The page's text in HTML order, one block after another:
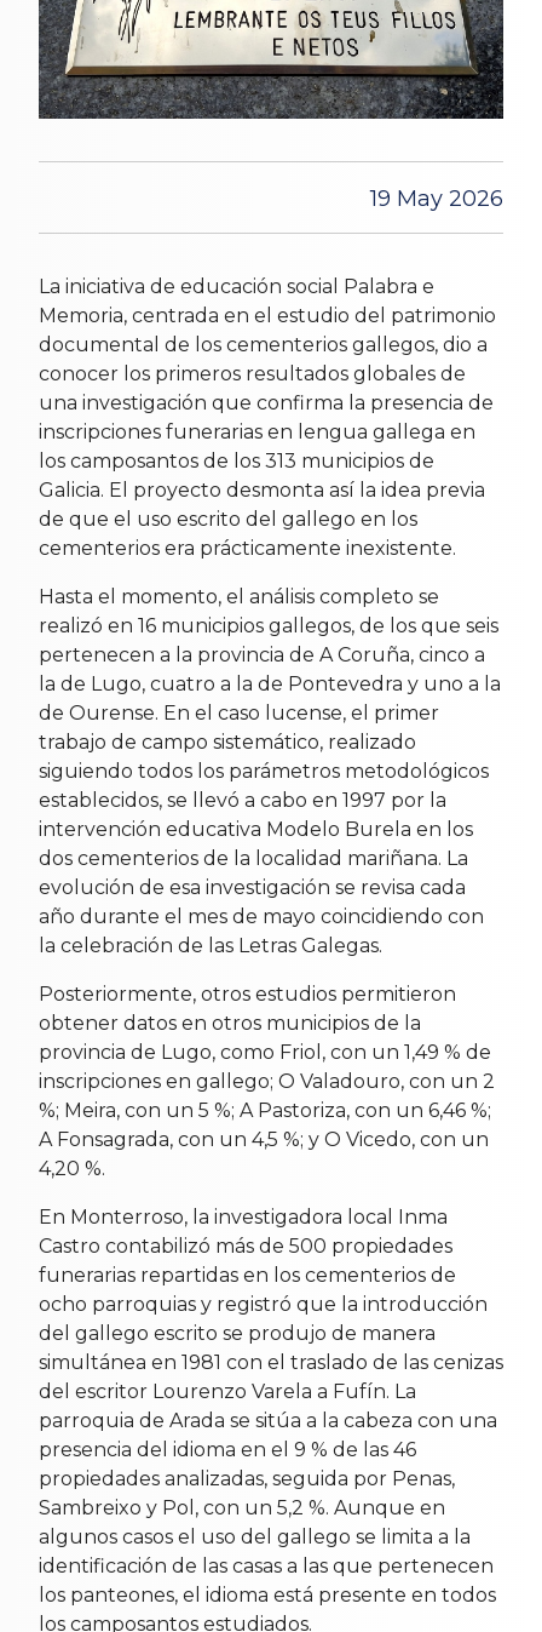
19 May 2026
La iniciativa de educación social Palabra e
Memoria, centrada en el estudio del patrimonio
documental de los cementerios gallegos, dio a
conocer los primeros resultados globales de
una investigación que confirma la presencia de
inscripciones funerarias en lengua gallega en
los camposantos de los 313 municipios de
Galicia. El proyecto desmonta así la idea previa
de que el uso escrito del gallego en los
cementerios era prácticamente inexistente.
Hasta el momento, el análisis completo se
realizó en 16 municipios gallegos, de los que seis
pertenecen a la provincia de A Coruña, cinco a
la de Lugo, cuatro a la de Pontevedra y uno a la
de Ourense. En el caso lucense, el primer
trabajo de campo sistemático, realizado
siguiendo todos los parámetros metodológicos
establecidos, se llevó a cabo en 1997 por la
intervención educativa Modelo Burela en los
dos cementerios de la localidad mariñana. La
evolución de esa investigación se revisa cada
año durante el mes de mayo coincidiendo con
la celebración de las Letras Galegas.
Posteriormente, otros estudios permitieron
obtener datos en otros municipios de la
provincia de Lugo, como Friol, con un 1,49 % de
inscripciones en gallego; O Valadouro, con un 2
%; Meira, con un 5 %; A Pastoriza, con un 6,46 %;
A Fonsagrada, con un 4,5 %; y O Vicedo, con un
4,20 %.
En Monterroso, la investigadora local Inma
Castro contabilizó más de 500 propiedades
funerarias repartidas en los cementerios de
ocho parroquias y registró que la introducción
del gallego escrito se produjo de manera
simultánea en 1981 con el traslado de las cenizas
del escritor Lourenzo Varela a Fufín. La
parroquia de Arada se sitúa a la cabeza con una
presencia del idioma en el 9 % de las 46
propiedades analizadas, seguida por Penas,
Sambreixo y Pol, con un 5,2 %. Aunque en
algunos casos el uso del gallego se limita a la
identificación de las casas a las que pertenecen
los panteones, el idioma está presente en todos
los camposantos estudiados.